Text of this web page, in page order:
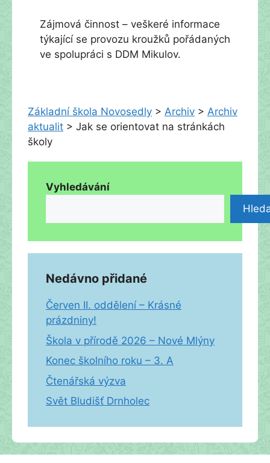
Zájmová činnost – veškeré informace
týkající se provozu kroužků pořádaných
ve spolupráci s DDM Mikulov.
Základní škola Novosedly > Archiv > Archiv
aktualit > Jak se orientovat na stránkách
školy
Vyhledávání
Nedávno přidané
Červen II. oddělení – Krásné
prázdniny!
Škola v přírodě 2026 – Nové Mlýny
Konec školního roku – 3. A
Čtenářská výzva
Svět Bludišť Drnholec